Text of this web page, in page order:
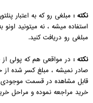
نکته : مبلغی رو که به اعتبار
استفاده میشه ، نه میتونید
مبلغی رو دریافت کنید.
نکته : در مواقعی هم که پولی
صادر نمیشه ، مبلغ کسر شده از
قابل مشاهده در قسمت موجودی
خرید مراجعه نموده و مراحل